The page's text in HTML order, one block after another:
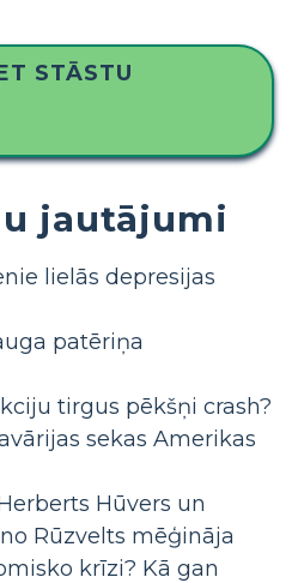
STĀSTU
jautājumi
lielās depresijas
patēriņa
tirgus pēkšņi crash?
sekas Amerikas
Hūvers un
Rūzvelts mēģināja
krīzi? Kā gan